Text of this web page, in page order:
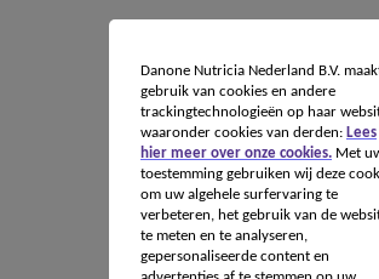
Danone Nutricia Nederland B.V.
gebruik van cookies en andere
trackingtechnologieën op haar
waaronder cookies van derden: Lees
hier meer over onze cookies.Met
toestemming gebruiken wij deze
om uw algehele surfervaring te
verbeteren, het gebruik van de
te meten en te analyseren,
gepersonaliseerde content en